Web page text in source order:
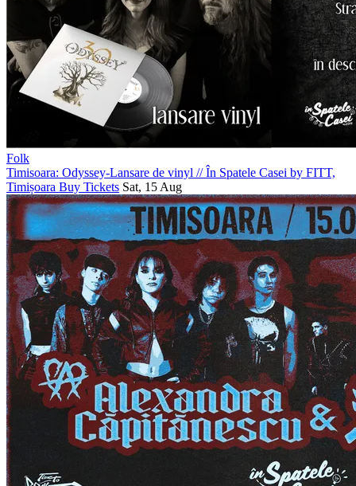
Folk
Timisoara: Odyssey-Lansare de vinyl //În Spatele Casei by FITT,
Timișoara Buy Tickets Sat, 15 Aug